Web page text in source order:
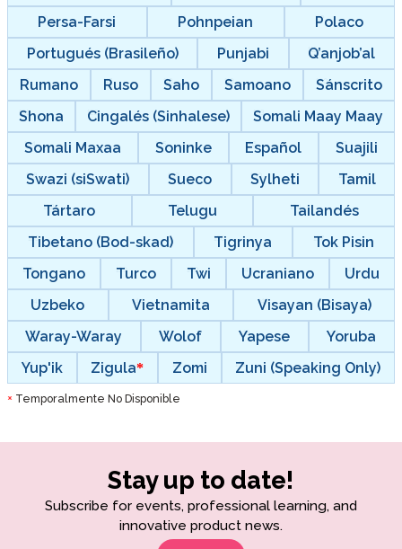
Persa-Farsi
Pohnpeian
Polaco
Portugués (Brasileño)
Punjabi
Q’anjob’al
Rumano
Ruso Saho Samoano
Sánscrito
Shona
Cingalés (Sinhalese)
Somali Maay Maay
Somali Maxaa
Soninke Español
Suajili
Swazi (siSwati)
Sueco Sylheti
Tamil
Tártaro
Telugu
Tailandés
Tibetano (Bod-skad)
Tigrinya
Tok Pisin
Tongano
Turco Twi Ucraniano
Urdu
Uzbeko
Vietnamita
Visayan (Bisaya)
Waray-Waray
Wolof Yapese
Yoruba
Yup'ik
Zigula Zomi Zuni (Speaking Only)
* Temporalmente No Disponible
Stay up to date!
Subscribe for events, professional learning, and
innovative product news.